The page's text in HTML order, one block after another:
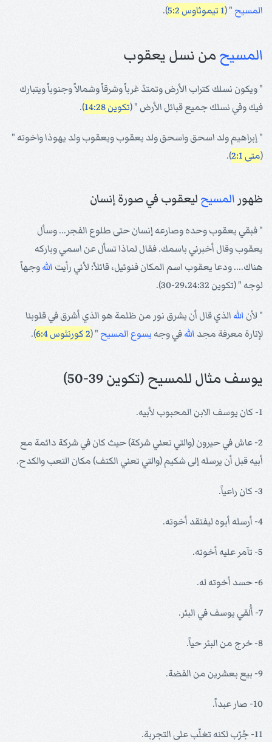
المسيح " (1 تيموثاوس 5:2 ).
المسيحمن نسل يعقوب
" ويكون نسلك كتراب الأرض وتمتدّ غرباً وشرقاً وشمالاً وجنوباً ويتبارك
فيك وفي نسلك جميع قبائل الأرض " (تكوين 14:28 ).
" إبراهيم ولد اسحق واسحق ولد يعقوب ويعقوب ولد يهوذا واخوته "
(متى 2:1 ).
ظهور المسيح ليعقوب في صورة إنسان
" فبقي يعقوب وحده وصارعه إنسان حتى طلوع الفجر... وسأل
يعقوب وقال أخبرني باسمك. فقال لماذا تسأل عن اسمي وباركه
هناك.... ودعا يعقوب اسم المكان فنوئيل، قائلاً: لأني رأيت اللهوجهاً
لوجه " (تكوين 29،24:32-30).
" لأن الله الذي قال أن يشرق نور من ظلمة هو الذي أشرق في قلوبنا
لإنارة معرفة مجد اللهفي وجه يسوع المسيح " (2 كورنثوس 6:4 ).
يوسف مثال للمسيح (تكوين 39-50)
1- كان يوسف الابن المحبوب لأبيه.
2- عاش في حيرون (والتي تعني شركة) حيث كان في شركة دائمة مع
أبيه قبل أن يرسله إلى شكيم (والتي تعني الكتف) مكان التعب والكدح.
3- كان راعياً.
4- أرسله أبوه ليفتقد أخوته.
5- تآمر عليه أخوته.
6- حسد أخوته له.
7- أُلقي يوسف في البئر.
8- خرج من البئر حياً.
9- بيع بعشرين من الفضة.
10- صار عبداً.
11- جُرّب لكنه تغلّب على التجربة.